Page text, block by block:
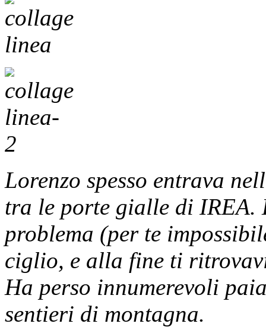
Lorenzo spesso entrava
tra le porte gialle di IREA.
problema (per te
ciglio, e alla fine ti
Ha perso innumerevoli
sentieri di montagna.